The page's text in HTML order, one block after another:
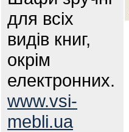
для всіх
видів книг,
окрім
електронних.
www.vsi-
mebli.ua